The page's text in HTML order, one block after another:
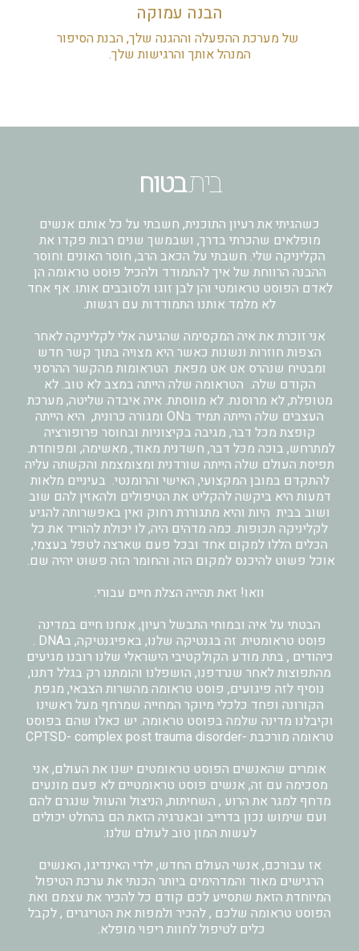
הבנה עמוקה
של מערכת ההפעלה וההגנה שלך, הבנת הסיפור
המנהל אותך והרגישות שלך.
ביתבטוח
כשהגיתי את רעיון התוכנית, חשבתי על כל אותם אנשים
מופלאים שהכרתי בדרך, ושבמשך שנים רבות פקדו את
הקליניקה שלי. חשבתי על הכאב הרב, חוסר האונים וחוסר
ההבנה הרווחת של איך להתמודד ולהכיל פוסט טראומה הן
לאדם הפוסט טראומטי והן לבן זוגו ולסובבים אותו. אף אחד
לא מלמד אותנו התמודדות עם רגשות.
אני זוכרת את איה המקסימה שהגיעה אלי לקליניקה לאחר
הצפות חוזרות ונשנות כאשר היא מצויה בתוך קשר חדש
ומבטיח שנהרס אט אט מפאת הטראומות מהקשר ההרסני
הקודם שלה. הטראומה שלה הייתה במצב לא טוב. לא
מטופלת, לא מרוסנת. לא מווסתת. איה איבדה שליטה, מערכת
העצבים שלה הייתה תמיד בON ומגורה כרונית, היא הייתה
קופצת מכל דבר, מגיבה בקיצוניות ובחוסר פרופורציה
למתרחש, בוכה מכל דבר, חשדנית מאוד, מאשימה, ומפוחדת.
תפיסת העולם שלה הייתה שורדנית ומצומצמת והקשתה עליה
להתקדם במובן המקצועי, האישי והרומנטי. בעיניים מלאות
דמעות היא ביקשה להקליט את הטיפולים ולהאזין להם שוב
ושוב בבית היות והיא מתגוררת רחוק ואין באפשרותה להגיע
לקליניקה תכופות. כמה מדהים היה, לו יכולת להוריד את כל
הכלים הללו למקום אחד ובכל פעם שארצה לטפל בעצמי,
אוכל פשוט להיכנס למקום הזה והחומר הזה פשוט יהיה שם.
וואו! זאת תהייה הצלת חיים עבורי.
הבטתי על איה ובמוחי התבשל רעיון, אנחנו חיים במדינה
פוסט טראומטית. זה בגנטיקה שלנו, באפיגנטיקה, בDNA .
כיהודים , בתת מודע הקולקטיבי הישראלי שלנו רובנו מגיעים
מהתפוצות לאחר שנרדפנו, הושפלנו והומתנו רק בגלל דתנו,
נוסיף לזה פיגועים, פוסט טראומה מהשרות הצבאי, מגפת
הקורונה ופחד כלכלי מיוקר המחייה שמרחף מעל ראשינו
וקיבלנו מדינה שלמה בפוסט טראומה. יש כאלו שהם בפוסט
טראומה מורכבת -CPTSD- complex post trauma disorder
אומרים שהאנשים הפוסט טראומטים ישנו את העולם, אני
מסכימה עם זה, אנשים פוסט טראומטיים לא פעם מונעים
מדחף למגר את הרוע , השחיתות, הניצול והעוול שנגרם להם
ועם שימוש נכון בדרייב ובאנרגיה הזאת הם בהחלט יכולים
לעשות המון טוב לעולם שלנו.
אז עבורכם, אנשי העולם החדש, ילדי האינדיגו, האנשים
הרגישים מאוד והמדהימים ביותר הכנתי את ערכת הטיפול
המיוחדת הזאת שתסייע לכם קודם כל להכיר את עצמם ואת
הפוסט טראומה שלכם , להכיר ולמפות את הטריגרים , לקבל
כלים לטיפול לחוות ריפוי מופלא.